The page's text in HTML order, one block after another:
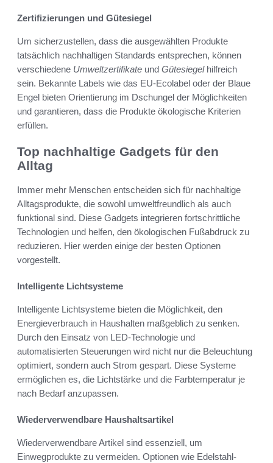
Zertifizierungen und Gütesiegel
Um sicherzustellen, dass die ausgewählten Produkte
tatsächlich nachhaltigen Standards entsprechen, können
verschiedene Umweltzertifikate und Gütesiegelhilfreich
sein. Bekannte Labels wie das EU-Ecolabel oder der Blaue
Engel bieten Orientierung im Dschungel der Möglichkeiten
und garantieren, dass die Produkte ökologische Kriterien
erfüllen.
Top nachhaltige Gadgets für den
Alltag
Immer mehr Menschen entscheiden sich für nachhaltige
Alltagsprodukte, die sowohl umweltfreundlich als auch
funktional sind. Diese Gadgets integrieren fortschrittliche
Technologien und helfen, den ökologischen Fußabdruck zu
reduzieren. Hier werden einige der besten Optionen
vorgestellt.
Intelligente Lichtsysteme
Intelligente Lichtsysteme bieten die Möglichkeit, den
Energieverbrauch in Haushalten maßgeblich zu senken.
Durch den Einsatz von LED-Technologie und
automatisierten Steuerungen wird nicht nur die Beleuchtung
optimiert, sondern auch Strom gespart. Diese Systeme
ermöglichen es, die Lichtstärke und die Farbtemperatur je
nach Bedarf anzupassen.
Wiederverwendbare Haushaltsartikel
Wiederverwendbare Artikel sind essenziell, um
Einwegprodukte zu vermeiden. Optionen wie Edelstahl-